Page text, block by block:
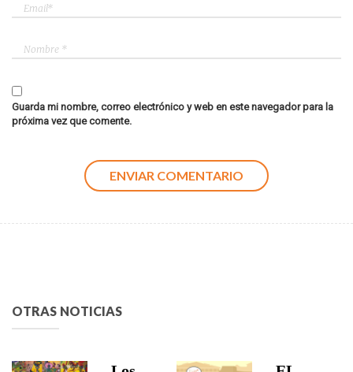
Guarda mi nombre, correo electrónico y web en este navegador para la
próxima vez que comente.
OTRAS NOTICIAS